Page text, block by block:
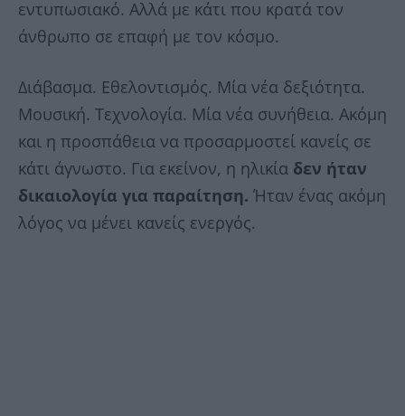
εντυπωσιακό. Αλλά με κάτι που κρατά τον
άνθρωπο σε επαφή με τον κόσμο.
Διάβασμα. Εθελοντισμός. Μία νέα δεξιότητα.
Μουσική. Τεχνολογία. Μία νέα συνήθεια. Ακόμη
και η προσπάθεια να προσαρμοστεί κανείς σε
κάτι άγνωστο. Για εκείνον, η ηλικία δεν ήταν
δικαιολογία για παραίτηση. Ήταν ένας ακόμη
λόγος να μένει κανείς ενεργός.